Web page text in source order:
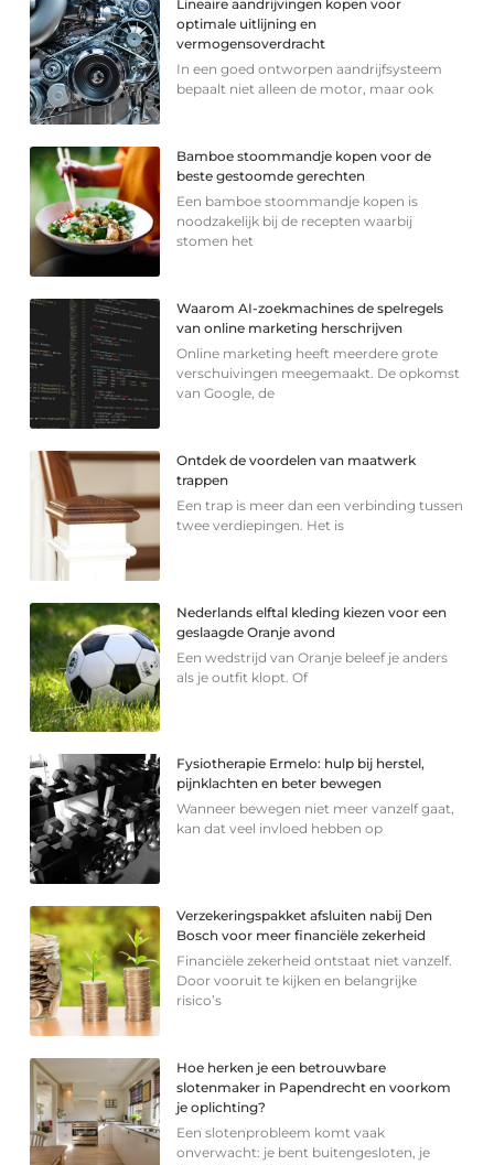
Lineaire aandrijvingen kopen voor
optimale uitlijning en
vermogensoverdracht
In een goed ontworpen aandrijfsysteem
bepaalt niet alleen de motor, maar ook
Bamboe stoommandje kopen voor de
beste gestoomde gerechten
Een bamboe stoommandje kopen is
noodzakelijk bij de recepten waarbij
stomen het
Waarom AI-zoekmachines de spelregels
van online marketing herschrijven
Online marketing heeft meerdere grote
verschuivingen meegemaakt. De opkomst
van Google, de
Ontdek de voordelen van maatwerk
trappen
Een trap is meer dan een verbinding tussen
twee verdiepingen. Het is
Nederlands elftal kleding kiezen voor een
geslaagde Oranje avond
Een wedstrijd van Oranje beleef je anders
als je outfit klopt. Of
Fysiotherapie Ermelo: hulp bij herstel,
pijnklachten en beter bewegen
Wanneer bewegen niet meer vanzelf gaat,
kan dat veel invloed hebben op
Verzekeringspakket afsluiten nabij Den
Bosch voor meer financiële zekerheid
Financiële zekerheid ontstaat niet vanzelf.
Door vooruit te kijken en belangrijke
risico’s
Hoe herken je een betrouwbare
slotenmaker in Papendrecht en voorkom
je oplichting?
Een slotenprobleem komt vaak
onverwacht: je bent buitengesloten, je